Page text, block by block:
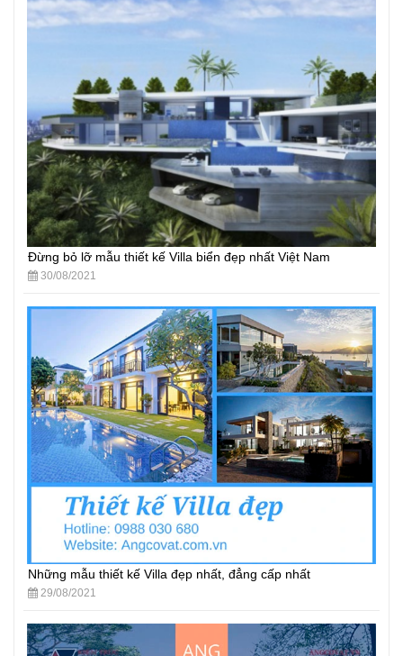
Đừng bỏ lỡ mẫu thiết kế Villa biển đẹp nhất Việt Nam
30/08/2021
Những mẫu thiết kế Villa đẹp nhất, đẳng cấp nhất
29/08/2021